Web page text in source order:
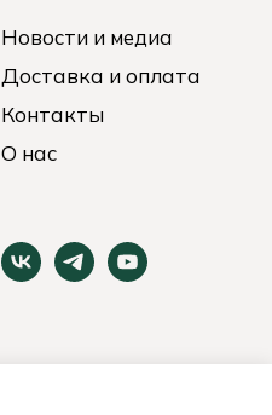
Новости и медиа
Доставка и оплата
Контакты
О нас